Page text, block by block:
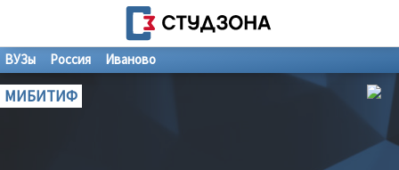
ВУЗы Россия Иваново
МИБИТИФ